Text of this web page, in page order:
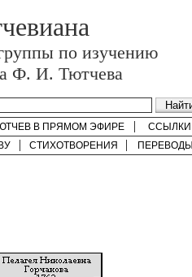
по изучению
Ф. И. Тютчева
В ПРЯМОМ ЭФИРЕ
ССЫЛКИ
СТИХОТВОРЕНИЯ ПЕРЕВОДЫ